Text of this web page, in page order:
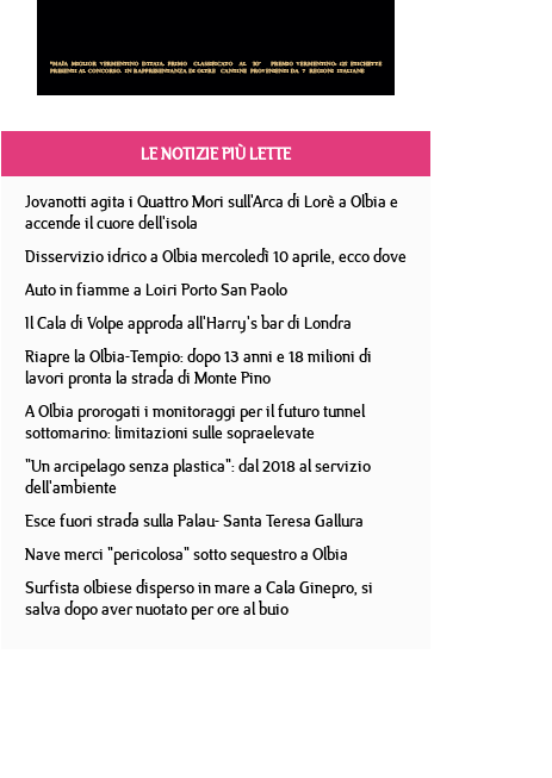
LE NOTIZIE PIÙ LETTE
Jovanotti agita i Quattro Mori sull'Arca di Lorè a Olbia e
accende il cuore dell'isola
Disservizio idrico a Olbia mercoledì 10 aprile, ecco dove
Auto in fiamme a Loiri Porto San Paolo
Il Cala di Volpe approda all'Harry's bar di Londra
Riapre la Olbia-Tempio: dopo 13 anni e 18 milioni di
lavori pronta la strada di Monte Pino
A Olbia prorogati i monitoraggi per il futuro tunnel
sottomarino: limitazioni sulle sopraelevate
"Un arcipelago senza plastica": dal 2018 al servizio
dell'ambiente
Esce fuori strada sulla Palau- Santa Teresa Gallura
Nave merci "pericolosa" sotto sequestro a Olbia
Surfista olbiese disperso in mare a Cala Ginepro, si
salva dopo aver nuotato per ore al buio